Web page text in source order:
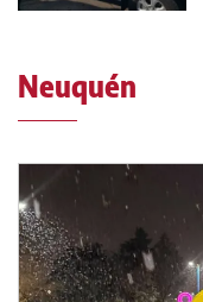
Neuquén